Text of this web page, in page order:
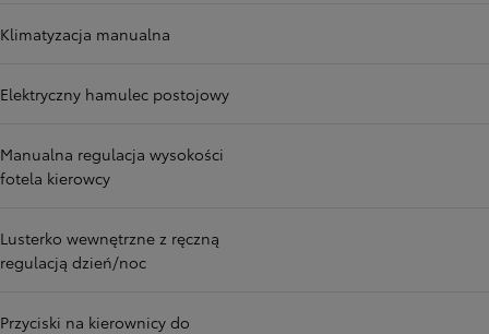
Klimatyzacja manualna
Elektryczny hamulec postojowy
Manualna regulacja wysokości
fotela kierowcy
Lusterko wewnętrzne z ręczną
regulacją dzień/noc
Przyciski na kierownicy do